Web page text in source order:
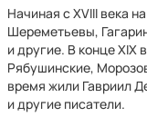
Начиная с XVIII века
Шереметьевы,
и другие. В конце XIX
Рябушинские,
время жили Гавриил
и другие писатели.